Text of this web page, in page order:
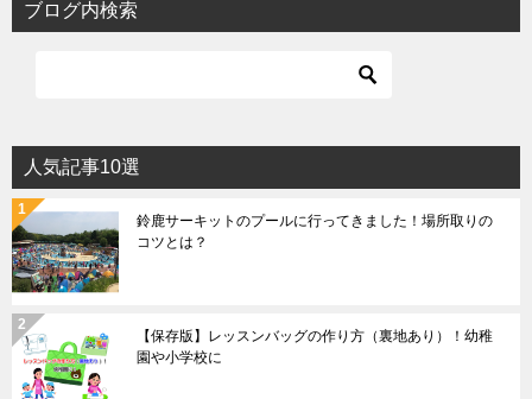
ブログ内検索
人気記事10選
鈴鹿サーキットのプールに行ってきました！場所取りの
コツとは？
【保存版】レッスンバッグの作り方（裏地あり）！幼稚
園や小学校に